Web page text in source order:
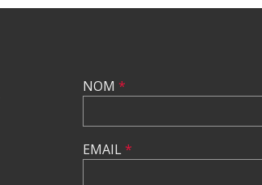
NOM *
EMAIL*